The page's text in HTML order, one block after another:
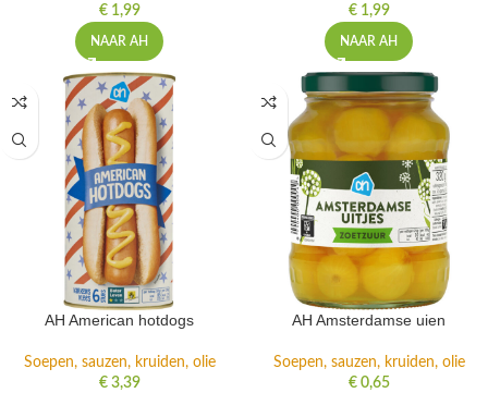
€1,99
NAAR AH
€1,99
NAAR AH
AH American hotdogs
Soepen, sauzen, kruiden, olie
€3,39
AH Amsterdamse uien
Soepen, sauzen, kruiden, olie
€0,65